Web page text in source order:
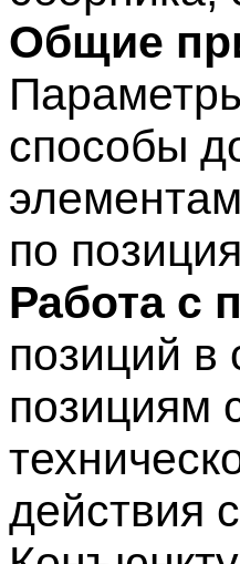
Общие
способы
по
Работа с
позиций
позициям
действия